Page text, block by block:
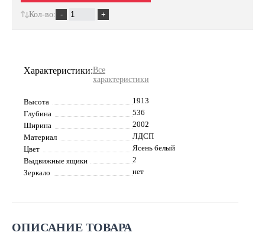
Характеристики:Все
характеристики
Высота
1913
Глубина
536
Ширина
2002
Материал
ЛДСП
Цвет
Ясень белый
Выдвижные ящики
2
Зеркало
нет
ОПИСАНИЕ ТОВАРА
Кол-во: